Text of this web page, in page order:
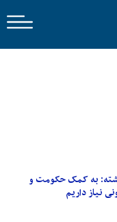
به کمک حکومت و
نیاز داریم